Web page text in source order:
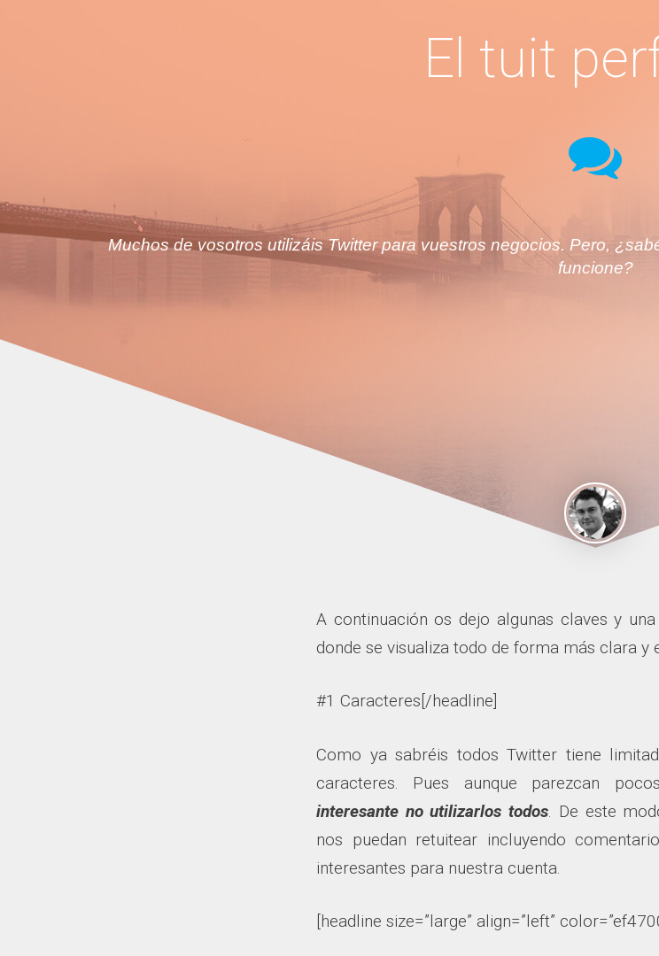
El tuit
Muchos de vosotros utilizáis Twitter para vuestros negocios. Pero,
funcione?
A continuación os dejo algunas clavesy
donde se visualiza todo de forma más clara y
#1 Caracteres[/headline]
Como ya sabréis todos Twitter tiene
caracteres. Pues aunque parezcan
interesante no utilizarlos todos. De este
nos puedan retuitear incluyendo
interesantes para nuestra cuenta.
[headline size=”large” align=”left”